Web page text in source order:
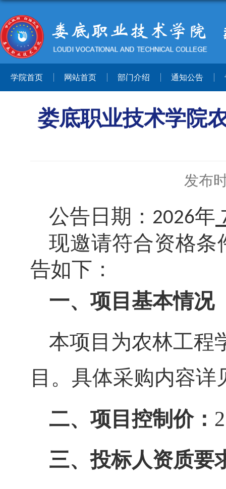
学院首页 网站首页 部门介绍 通知公告
娄底职业技术学院
发布
公告日期： 2026年
现邀请符合资格条
告如下：
一、项目基本情况
本项目为农林工程
目。具体采购内容详
二、项目控制价：
三、投标人资质要